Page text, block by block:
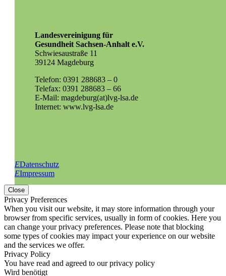
Landesvereinigung für
Gesundheit Sachsen-Anhalt e.V.
Schwiesaustraße 11
39124 Magdeburg
Telefon: 0391 288683 – 0
Telefax: 0391 288683 – 66
E-Mail: magdeburg(at)lvg-lsa.de
Internet: www.lvg-lsa.de
EDatenschutz
EImpressum
Close
Privacy Preferences
When you visit our website, it may store information through your
browser from specific services, usually in form of cookies. Here you
can change your privacy preferences. Please note that blocking
some types of cookies may impact your experience on our website
and the services we offer.
Privacy Policy
You have read and agreed to our privacy policy
Wird benötigt